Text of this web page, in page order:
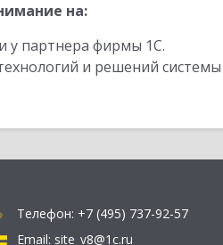
на:
у партнера фирмы 1С.
и решений
Телефон: +7 (495) 737-92-57
Email: site_v8@1c.ru